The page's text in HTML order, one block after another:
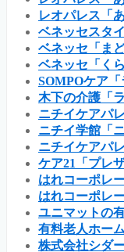
レオパレス「
ベネッセスタ
ベネッセ「まど
ベネッセ「くら
SOMPOケア「
木下の介護「
ニチイケアパ
ニチイ学館「
ニチイケアパ
ケア21「プレ
はれコーポレ
はれコーポレ
ユニマットの
有料老人ホー
株式会社シダ